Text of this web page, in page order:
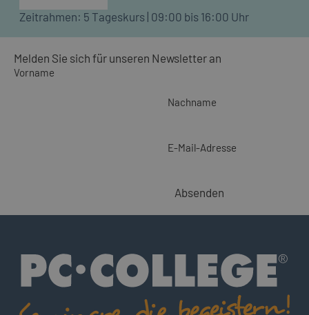
Zeitrahmen: 5 Tageskurs | 09:00 bis 16:00 Uhr
Melden Sie sich für unseren Newsletter an
Vorname
Nachname
E-Mail-Adresse
Absenden